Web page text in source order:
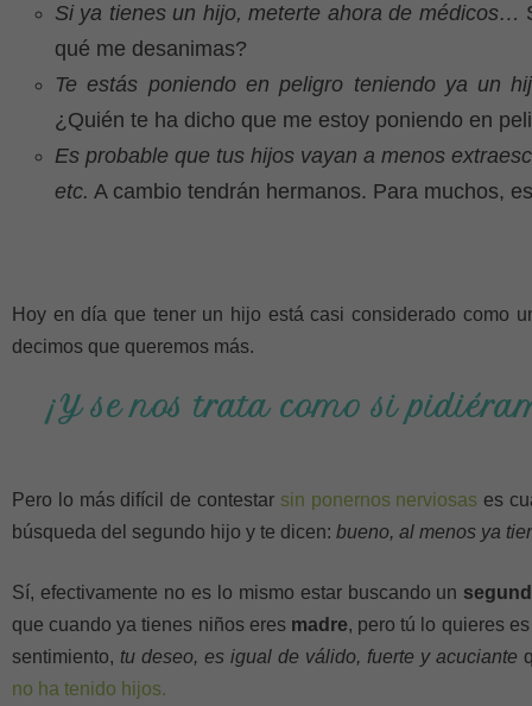
Si ya tienes un hijo, meterte ahora de médicos…
qué me desanimas?
Te estás poniendo en peligro teniendo ya un
¿Quién te ha dicho que me estoy poniendo en
Es probable que tus hijos vayan a menos
etc. A cambio tendrán hermanos. Para muchos,
Hoy en día que tener un hijo está casi considerado como
decimos que queremos más.
¡Y se nos trata como si
Pero lo más difícil de contestar sin ponernos nerviosas es
búsqueda del segundo hijo y te dicen: bueno, al menos ya
Sí, efectivamente no es lo mismo estar buscando un
que cuando ya tienes niños eres madre, pero tú lo quieres
sentimiento, tu deseo, es igual de válido, fuerte y acuciante
no ha tenido hijos.